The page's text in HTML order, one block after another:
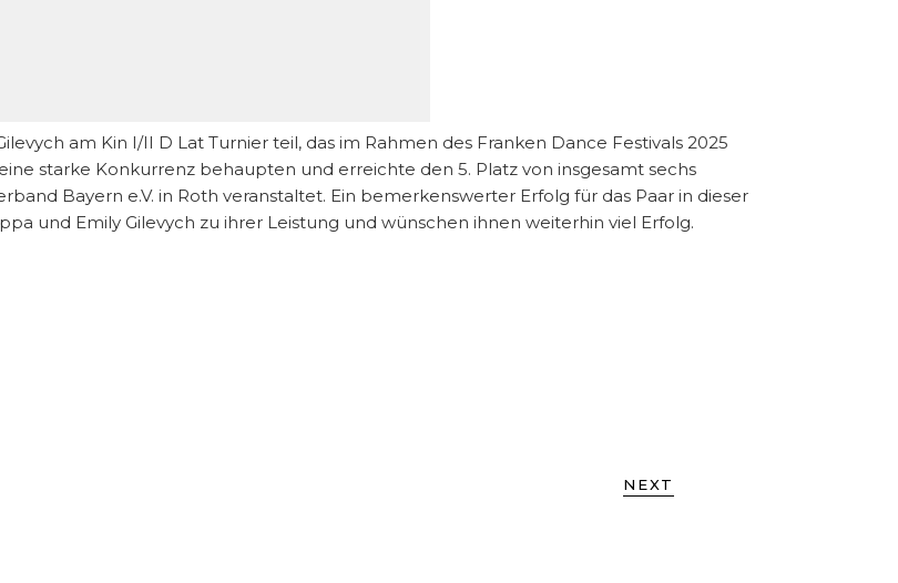
am Kin I/II D Lat Turnier teil, das im Rahmen des Franken Dance Festivals 2025
starke Konkurrenz behaupten und erreichte den 5. Platz von insgesamt sechs
Bayern e.V. in Roth veranstaltet. Ein bemerkenswerter Erfolg für das Paar in dieser
und Emily Gilevych zu ihrer Leistung und wünschen ihnen weiterhin viel Erfolg.
NEXT